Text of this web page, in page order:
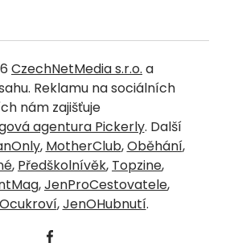
CzechNetMedia s.r.o. a
Reklamu na sociálních
nám zajišťuje
agentura Pickerly. Další
, MotherClub,Oběhání,
, Předškolnívěk, Topzine,
,JenProCestovatele,
Ocukroví,JenOHubnutí.